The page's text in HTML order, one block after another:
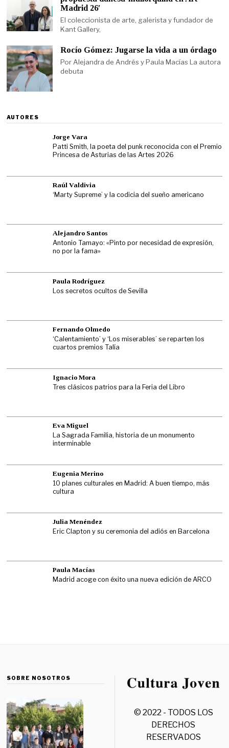
Madrid 26′
El coleccionista de arte, galerista y fundador de
Kant Gallery,
Rocío Gómez: Jugarse la vida a un órdago
Por Alejandra de Andrés y Paula Macías La autora
debuta
AUTORES
Jorge Vara
Patti Smith, la poeta del punk reconocida con el Premio
Princesa de Asturias de las Artes 2026
Raúl Valdivia
‘Marty Supreme’ y la codicia del sueño americano
Alejandro Santos
Antonio Tamayo: «Pinto por necesidad de expresión,
no por la fama»
Paula Rodríguez
Los secretos ocultos de Sevilla
Fernando Olmedo
‘Calentamiento’ y ‘Los miserables’ se reparten los
cuartos premios Talía
Ignacio Mora
Tres clásicos patrios para la Feria del Libro
Eva Miguel
La Sagrada Familia, historia de un monumento
interminable
Eugenia Merino
10 planes culturales en Madrid: A buen tiempo, más
cultura
Julia Menéndez
Eric Clapton y su ceremonia del adiós en Barcelona
Paula Macías
Madrid acoge con éxito una nueva edición de ARCO
SOBRE NOSOTROS
© 2022 - TODOS LOS
DERECHOS
RESERVADOS